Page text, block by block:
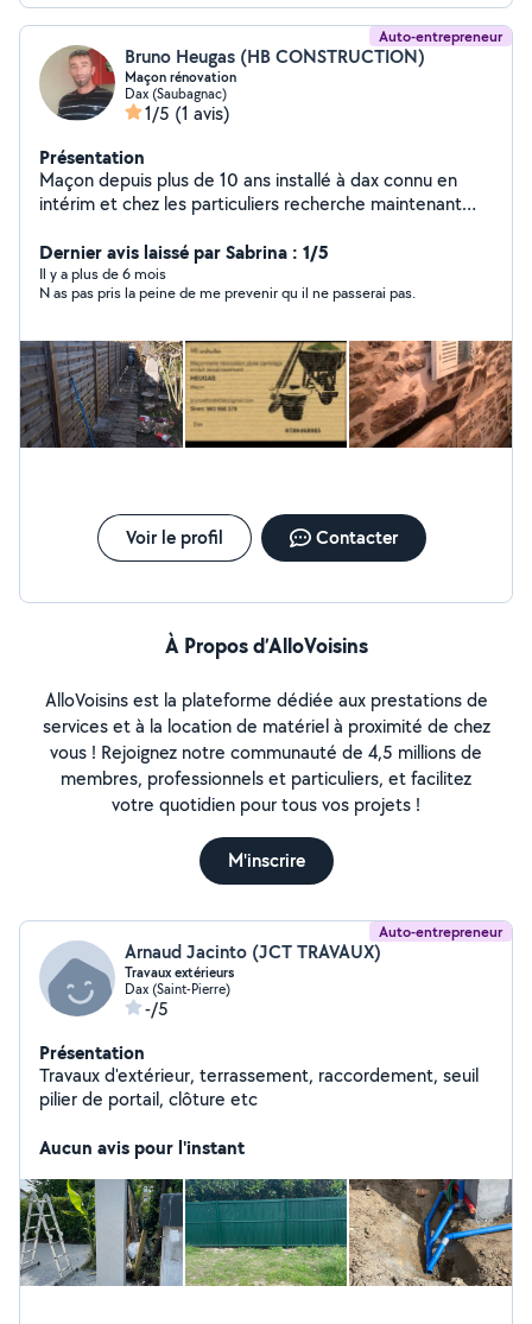
Auto-entrepreneur
Bruno Heugas (HB CONSTRUCTION)
Maçon rénovation
Dax (Saubagnac)
1/5 (1 avis)
Présentation
Maçon depuis plus de 10 ans installé à dax connu en
intérim et chez les particuliers recherche maintenant
mon compte me contacter pour plus de
renseignements
Dernier avis laissé par Sabrina : 1/5
Il y a plus de 6 mois
N as pas pris la peine de me prevenir qu il ne passerai pas.
Voir le profil Contacter
À Propos d’AlloVoisins
AlloVoisins est la plateforme dédiée aux prestations de
services et à la location de matériel à proximité de chez
vous ! Rejoignez notre communauté de 4,5 millions de
membres, professionnels et particuliers, et facilitez
votre quotidien pour tous vos projets !
M'inscrire
Auto-entrepreneur
Arnaud Jacinto (JCT TRAVAUX)
Travaux extérieurs
Dax (Saint-Pierre)
-/5
Présentation
Travaux d'extérieur, terrassement, raccordement, seuil
pilier de portail, clôture etc
Aucun avis pour l'instant